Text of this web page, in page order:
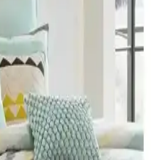
ölçülerindeki tek kişilik yorganı, hafif
rahat ve sıcak uyku sağlar,
için idealdir.
Tek Kişilik XL Yorgan:
Konfor Sağlayan Modern
XL Yorgan, 175x215 cm ölçüsü
kullanıma uygun, hafif ve şık
Çift Kişilik Welsoft Yorgan